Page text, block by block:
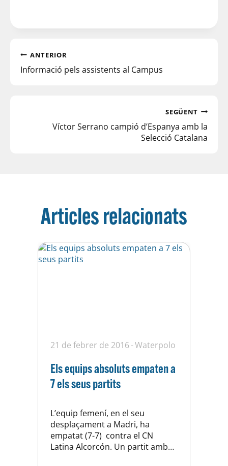
ANTERIOR
Informació pels assistents al Campus
SEGÜENT
Víctor Serrano campió d’Espanya amb la
Selecció Catalana
Articles relacionats
21 de febrer de 2016 Waterpolo
Els equips absoluts empaten a
7 els seus partits
L’equip femení, en el seu
desplaçament a Madri, ha
empatat (7-7) contra el CN
Latina Alcorcón. Un partit amb